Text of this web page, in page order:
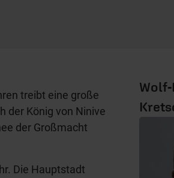
treibt eine große
der König von Ninive
der Großmacht
Die Hauptstadt